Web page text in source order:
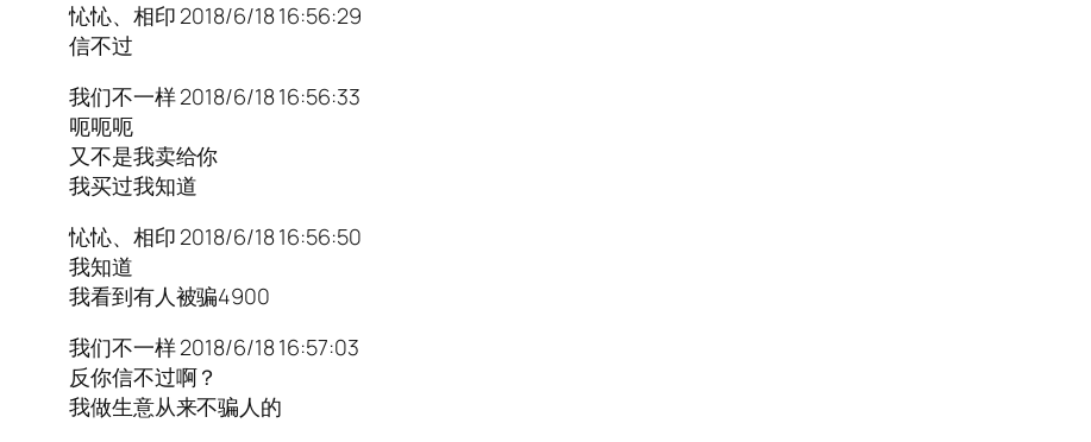
㤈㤈、相印 2018/6/18 16:56:29
信不过
我们不一样 2018/6/18 16:56:33
呃呃呃
又不是我卖给你
我买过我知道
㤈㤈、相印 2018/6/18 16:56:50
我知道
我看到有人被骗4900
我们不一样 2018/6/18 16:57:03
反你信不过啊？
我做生意从来不骗人的